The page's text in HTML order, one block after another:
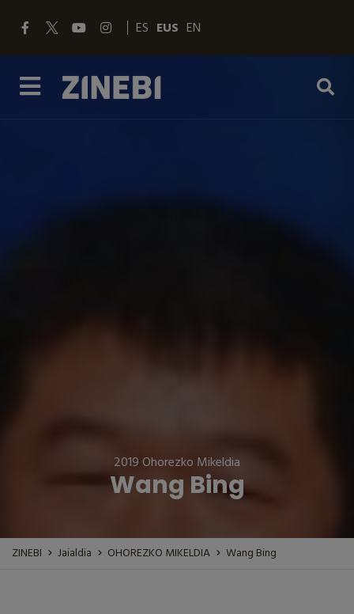
ES EUS EN
2019 Ohorezko Mikeldia
Wang Bing
ZINEBI Jaialdia OHOREZKO MIKELDIA Wang Bing